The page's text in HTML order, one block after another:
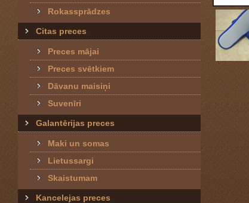
Rokassprādzes
Citas preces
Preces mājai
Preces svētkiem
Dāvanu maisiņi
Suvenīri
Galantērijas preces
Maki un somas
Lietussargi
Skaistumam
Kancelejas preces